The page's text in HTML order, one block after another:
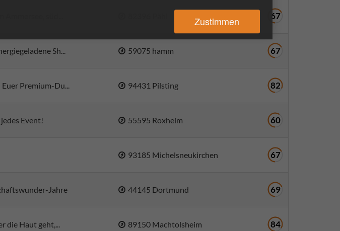
Zustimmen 67
Sh... 59075 hamm 67
Euer Premium-Du... 94431 Pilsting 82
Event! 55595 Roxheim 60
93185 Michelsneukirchen 67
Jahre 44145 Dortmund 69
die Haut geht,... 89150 Machtolsheim 84